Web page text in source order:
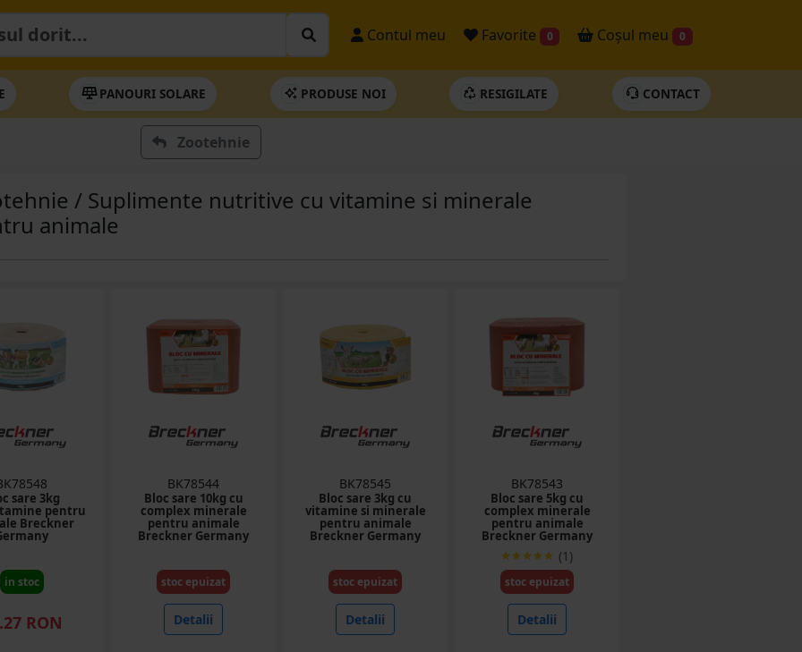
Contul meu Favorite 0 Coșul meu 0
PANOURI SOLARE PRODUSE NOI RESIGILATE CONTACT
Zootehnie
/ Suplimente nutritive cu vitamine si minerale
animale
sare 3kg
pentru
Breckner
in stoc
RON
BK78544
Bloc sare 10kg cu
complex minerale
pentru animale
Breckner Germany
stoc epuizat
Detalii
BK78545
Bloc sare 3kg cu
vitamine si minerale
pentru animale
Breckner Germany
stoc epuizat
Detalii
BK78543
Bloc sare 5kg cu
complex minerale
pentru animale
Breckner Germany
(1)
stoc epuizat
Detalii